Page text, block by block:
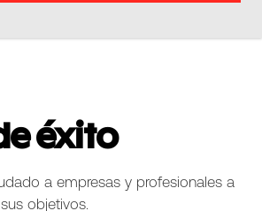
éxito
a empresas y profesionales a
objetivos.